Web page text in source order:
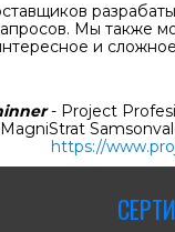
Мы также
и
- Project
MagniStrat
https://